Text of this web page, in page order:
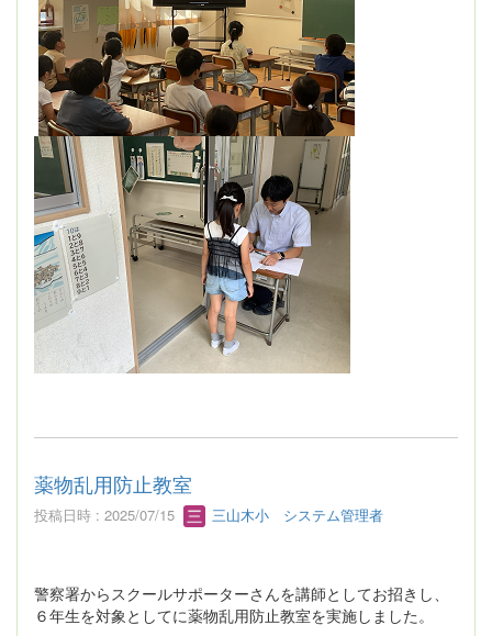
薬物乱用防止教室
投稿日時 : 2025/07/15 三山木小 システム管理者
警察署からスクールサポーターさんを講師としてお招きし、
６年生を対象としてに薬物乱用防止教室を実施しました。